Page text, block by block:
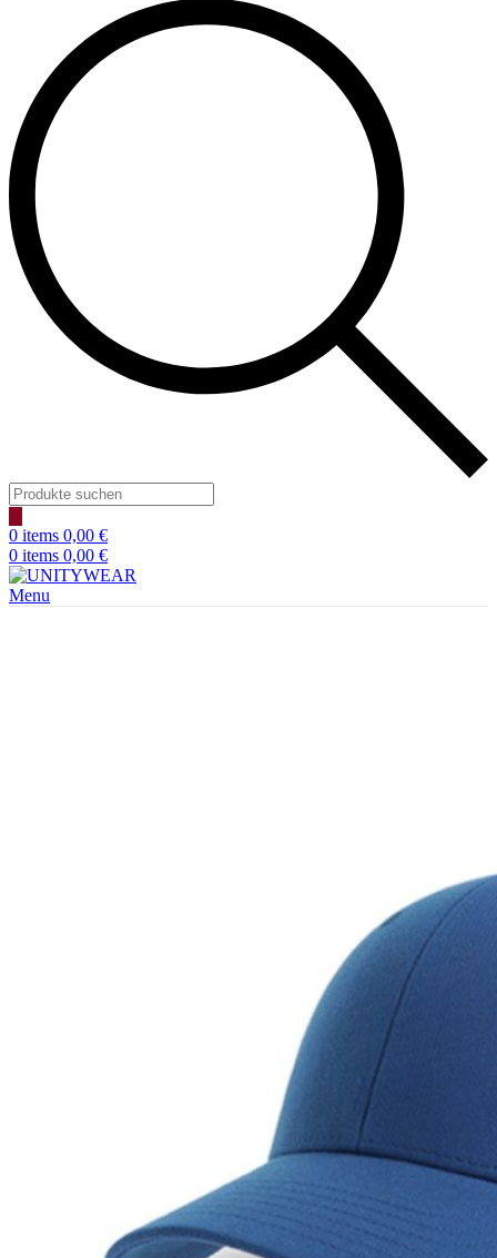
Products
search
0 items 0,00 €
0 items 0,00 €
Menu